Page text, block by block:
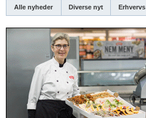
Alle nyheder Diverse nyt